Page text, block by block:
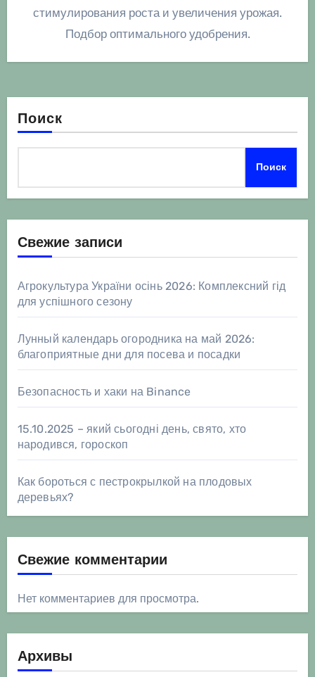
стимулирования роста и увеличения урожая.
Подбор оптимального удобрения.
Поиск
Поиск
Свежие записи
Агрокультура України осінь 2026: Комплексний гід
для успішного сезону
Лунный календарь огородника на май 2026:
благоприятные дни для посева и посадки
Безопасность и хаки на Binance
15.10.2025 – який сьогодні день, свято, хто
народився, гороскоп
Как бороться с пестрокрылкой на плодовых
деревьях?
Свежие комментарии
Нет комментариев для просмотра.
Архивы